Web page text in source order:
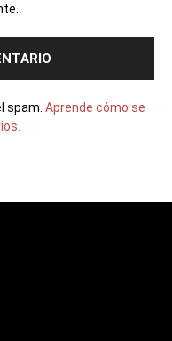
spam. Aprende cómo se